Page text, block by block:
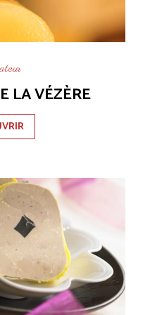
LA VÉZÈRE